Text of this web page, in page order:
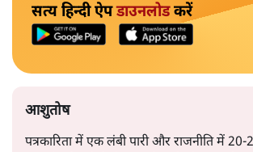
सत्य हिन्दी ऐपडाउनलोडकरें
आशुतोष
पत्रकारिता में एक लंबी पारी और राजनीति में